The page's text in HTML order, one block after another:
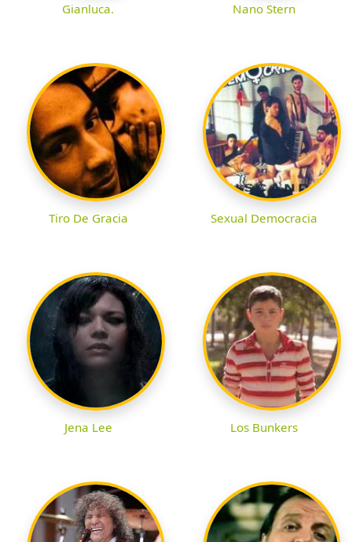
Gianluca. Nano Stern
Tiro De Gracia Sexual Democracia
Jena Lee Los Bunkers